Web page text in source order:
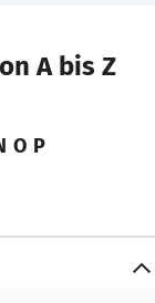
A bis Z
O P